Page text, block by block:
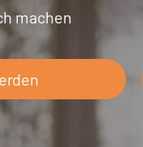
machen